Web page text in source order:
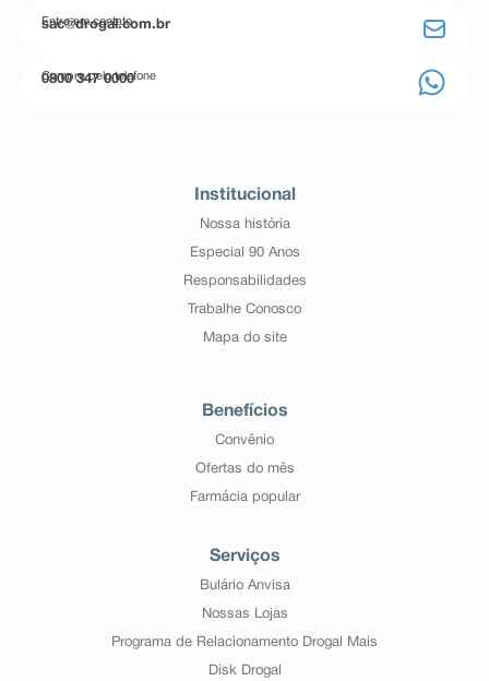
Entre em contato
sac@drogal.com.br
Compre pelo telefone
0800 347 0000
Institucional
Nossa história
Especial 90 Anos
Responsabilidades
Trabalhe Conosco
Mapa do site
Benefícios
Convênio
Ofertas do mês
Farmácia popular
Serviços
Bulário Anvisa
Nossas Lojas
Programa de Relacionamento Drogal Mais
Disk Drogal